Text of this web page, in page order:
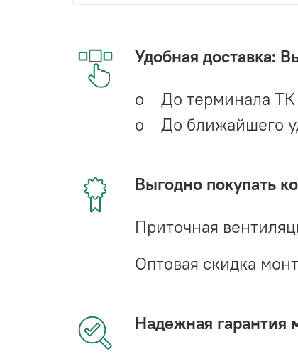
Удобная доставка:
o До терминала ТК
o До ближайшего
Выгодно покупать
Приточная
Оптовая скидка
Надежная гарантия